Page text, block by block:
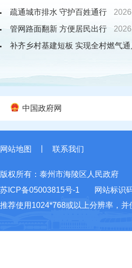
疏通城市排水 守护百姓通行
管网路面翻新 方便居民出行
补齐乡村基建短板 实现全村燃气通
中国政府网
网站地图 联系我们
版权所有：泰州市海陵区人民政府
苏ICP备05003815号-1
网站标识
推荐使用1024*768或以上分辨率，